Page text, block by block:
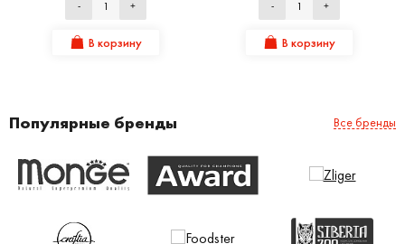
- +
В корзину
- +
В корзину
Популярные бренды Все бренды